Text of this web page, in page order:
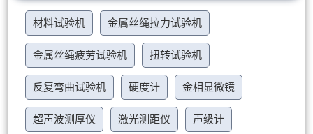
材料试验机 金属丝绳拉力试验机
金属丝绳疲劳试验机 扭转试验机
反复弯曲试验机 硬度计 金相显微镜
超声波测厚仪 激光测距仪 声级计